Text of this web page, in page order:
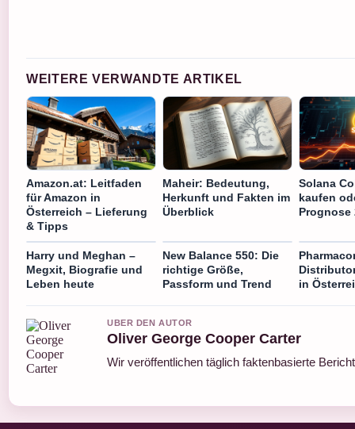
WEITERE VERWANDTE ARTIKEL
Amazon.at: Leitfaden
für Amazon in
Österreich – Lieferung
& Tipps
Maheir: Bedeutung,
Herkunft und Fakten im
Überblick
Solana
kaufen
Prognose
Harry und Meghan –
Megxit, Biografie und
Leben heute
New Balance 550: Die
richtige Größe,
Passform und Trend
in
UBER DEN AUTOR
Oliver George Cooper Carter
Wir veröffentlichen täglich faktenbasierte